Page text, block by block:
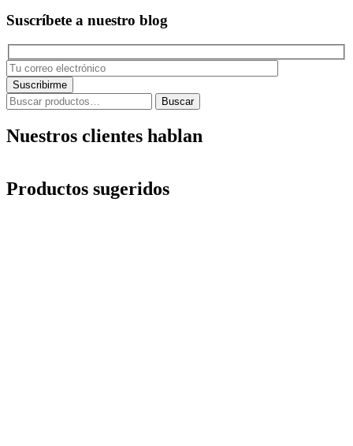
Suscríbete a nuestro blog
Buscar
por:
Buscar
Nuestros clientes hablan
Productos sugeridos